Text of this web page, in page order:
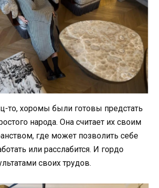
то, хоромы были готовы предстать
народа. Она считает их своим
где может позволить себе
или расслабится. И гордо
своих трудов.